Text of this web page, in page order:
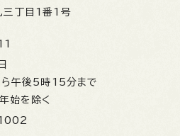
三丁目1番1号
午後5時15分まで
始を除く